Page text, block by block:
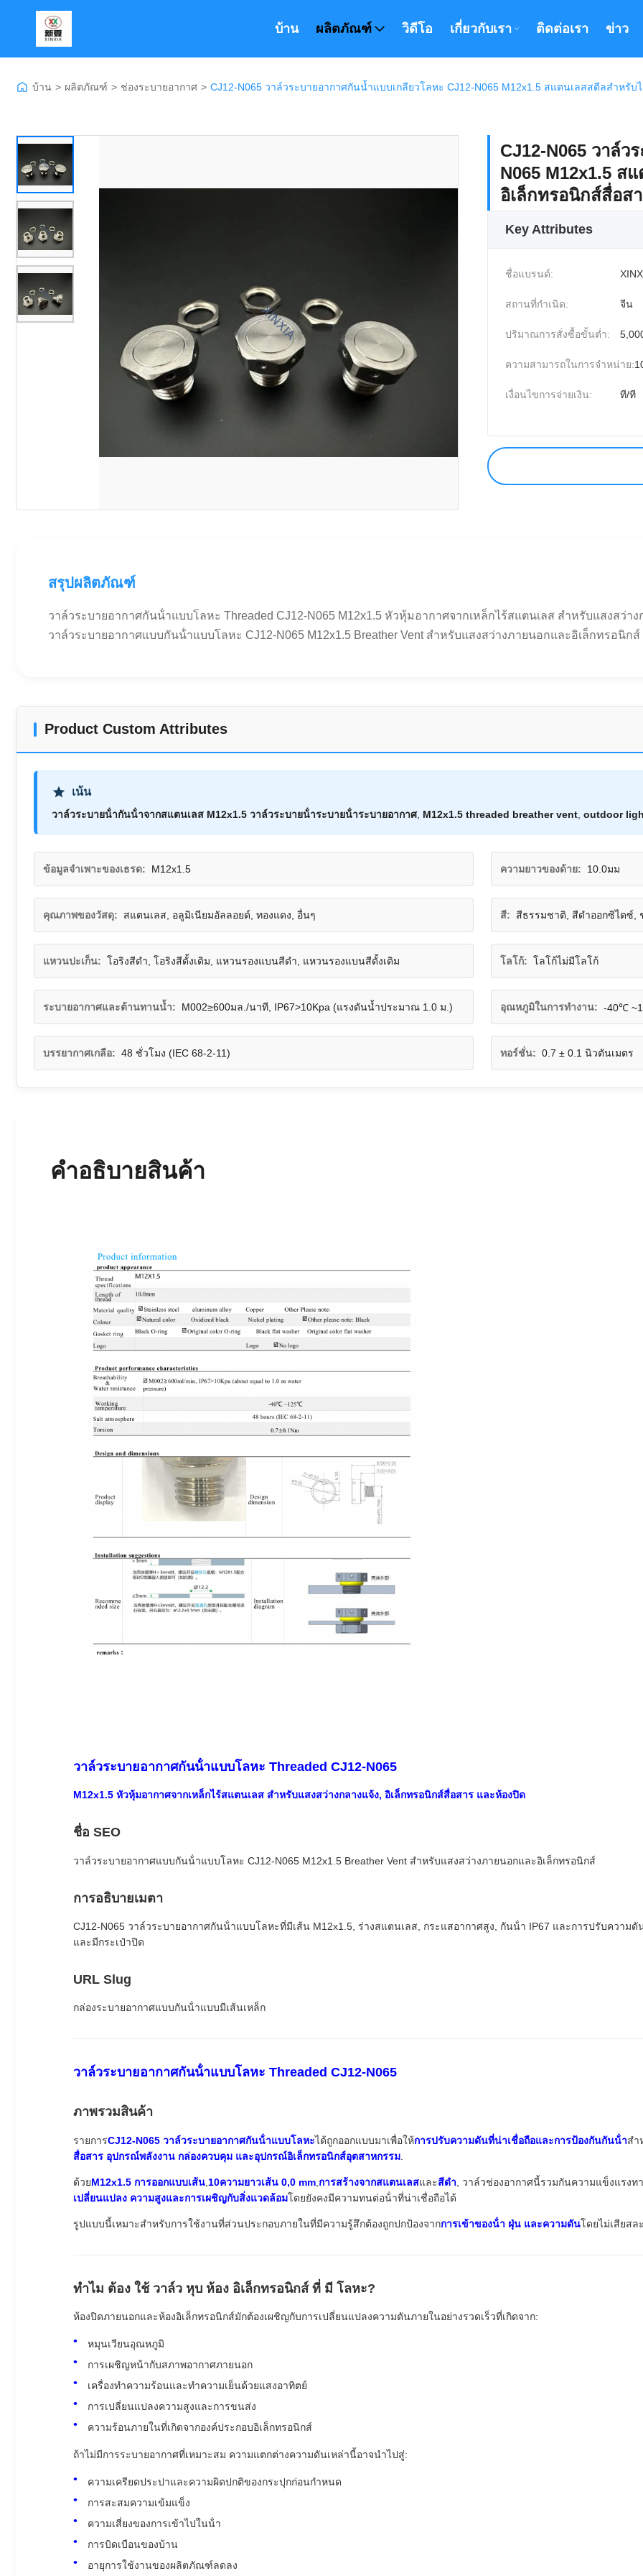
บ้าน ผลิตภัณฑ์ วิดีโอ เกี่ยวกับเรา ติดต่อเรา ข่าว
บ้าน > ผลิตภัณฑ์ > ช่องระบายอากาศ > CJ12-N065 วาล์วระบายอากาศกันน้ำแบบเกลียวโลหะ CJ12-N065 M12x1.5 สแตนเลสสตีลสำห
CJ12-N065 วาล์ว
N065 M12x1.5 ส
อิเล็กทรอนิกส์สื่อส
Key Attributes
ชื่อแบรนด์:
สถานที่กำเนิด: จีน
ปริมาณการสั่งซื้อขั้นต่ำ:
ความสามารถในการจําหน่าย:
เงื่อนไขการจ่ายเงิน: ที/ที
สรุปผลิตภัณฑ์
วาล์วระบายอากาศกันน้ําแบบโลหะ Threaded CJ12-N065 M12x1.5 หัวหุ้มอากาศจากเหล็กไร้สแตนเลส สําหรับแสงสว่า
วาล์วระบายอากาศแบบกันน้ําแบบโลหะ CJ12-N065 M12x1.5 Breather Vent สําหรับแสงสว่างภายนอกและอิเล็กทรอนิก
Product Custom Attributes
เน้น
วาล์วระบายน้ํากันน้ําจากสแตนเลส M12x1.5 วาล์วระบายน้ําระบายน้ําระบายอากาศ, M12x1.5 threaded breather vent outdoor
ข้อมูลจำเพาะของเธรด: M12x1.5 ความยาวของด้าย: 10.0มม
คุณภาพของวัสดุ: สแตนเลส, อลูมิเนียมอัลลอยด์, ทองแดง, อื่นๆ สี: สีธรรมชาติ, สีดำออกซิไดซ์,
แหวนปะเก็น: โอริงสีดำ, โอริงสีดั้งเดิม, แหวนรองแบนสีดำ, แหวนรองแบนสีดั้งเดิม โลโก้: โลโก้ไม่มีโลโก้
ระบายอากาศและต้านทานน้ำ: M002≥600มล./นาที, IP67>10Kpa (แรงดันน้ำประมาณ 1.0 ม.) อุณหภูมิในการทำงาน: -40℃
บรรยากาศเกลือ: 48 ชั่วโมง (IEC 68-2-11) ทอร์ชั่น: 0.7 ± 0.1 นิวตันเมตร
คําอธิบายสินค้า
วาล์วระบายอากาศกันน้ําแบบโลหะ Threaded CJ12-N065
M12x1.5 หัวหุ้มอากาศจากเหล็กไร้สแตนเลส สําหรับแสงสว่างกลางแจ้ง, อิเล็กทรอนิกส์สื่อสาร และห้องปิด
ชื่อ SEO
วาล์วระบายอากาศแบบกันน้ําแบบโลหะ CJ12-N065 M12x1.5 Breather Vent สําหรับแสงสว่างภายนอกและอิเล็กทรอนิกส์
การอธิบายเมตา
CJ12-N065 วาล์วระบายอากาศกันน้ําแบบโลหะที่มีเส้น M12x1.5, ร่างสแตนเลส, กระแสอากาศสูง, กันน้ํา IP67 และการปรับความ
และมีกระเป๋าปิด
URL Slug
กล่องระบายอากาศแบบกันน้ําแบบมีเส้นเหล็ก
วาล์วระบายอากาศกันน้ําแบบโลหะ Threaded CJ12-N065
ภาพรวมสินค้า
รายการCJ12-N065 วาล์วระบายอากาศกันน้ําแบบโลหะได้ถูกออกแบบมาเพื่อให้การปรับความดันที่น่าเชื่อถือและการป้องกันกันน้ําสํา
สื่อสาร อุปกรณ์พลังงาน กล่องควบคุม และอุปกรณ์อิเล็กทรอนิกส์อุตสาหกรรม
ด้วยM12x1.5 การออกแบบเส้น 10ความยาวเส้น 0,0 mm การสร้างจากสแตนเลสและสีดํา , วาล์วช่องอากาศนี้รวมกันความแข็งแรง
เปลี่ยนแปลง ความสูงและการเผชิญกับสิ่งแวดล้อมโดยยังคงมีความทนต่อน้ําที่น่าเชื่อถือได้
รูปแบบนี้เหมาะสําหรับการใช้งานที่ส่วนประกอบภายในที่มีความรู้สึกต้องถูกปกป้องจากการเข้าของน้ํา ฝุ่น และความดันโดยไม่เสียสล
ทําไม ต้อง ใช้ วาล์ว หุบ ห้อง อิเล็กทรอนิกส์ ที่ มี โลหะ?
ห้องปิดภายนอกและห้องอิเล็กทรอนิกส์มักต้องเผชิญกับการเปลี่ยนแปลงความดันภายในอย่างรวดเร็วที่เกิดจาก:
หมุนเวียนอุณหภูมิ
การเผชิญหน้ากับสภาพอากาศภายนอก
เครื่องทําความร้อนและทําความเย็นด้วยแสงอาทิตย์
การเปลี่ยนแปลงความสูงและการขนส่ง
ความร้อนภายในที่เกิดจากองค์ประกอบอิเล็กทรอนิกส์
ถ้าไม่มีการระบายอากาศที่เหมาะสม ความแตกต่างความดันเหล่านี้อาจนําไปสู่:
ความเครียดประปาและความผิดปกติของกระปุกก่อนกําหนด
การสะสมความเข้มแข็ง
ความเสี่ยงของการเข้าไปในน้ํา
การบิดเบือนของบ้าน
อายุการใช้งานของผลิตภัณฑ์ลดลง